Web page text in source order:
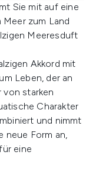
Sie mit auf eine
zum Land
Meeresduft
Akkord mit
Leben, der an
von starken
Charakter
und nimmt
neue Form an,
eine